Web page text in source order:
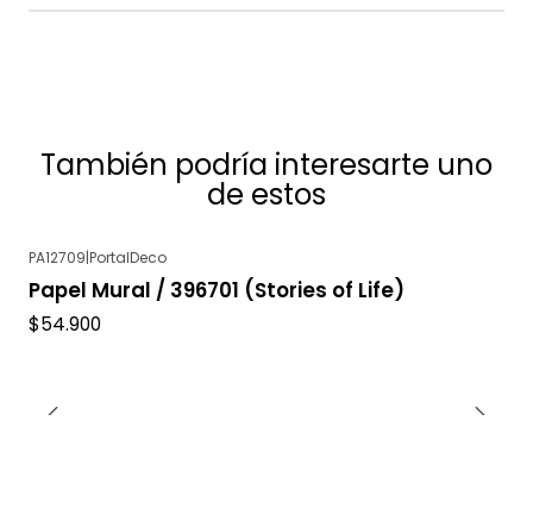
También podría interesarte uno
de estos
PA12709|PortalDeco
Papel Mural / 396701 (Stories of Life)
$54.900